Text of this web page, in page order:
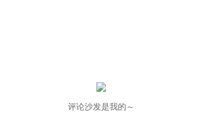
评论沙发是我的～